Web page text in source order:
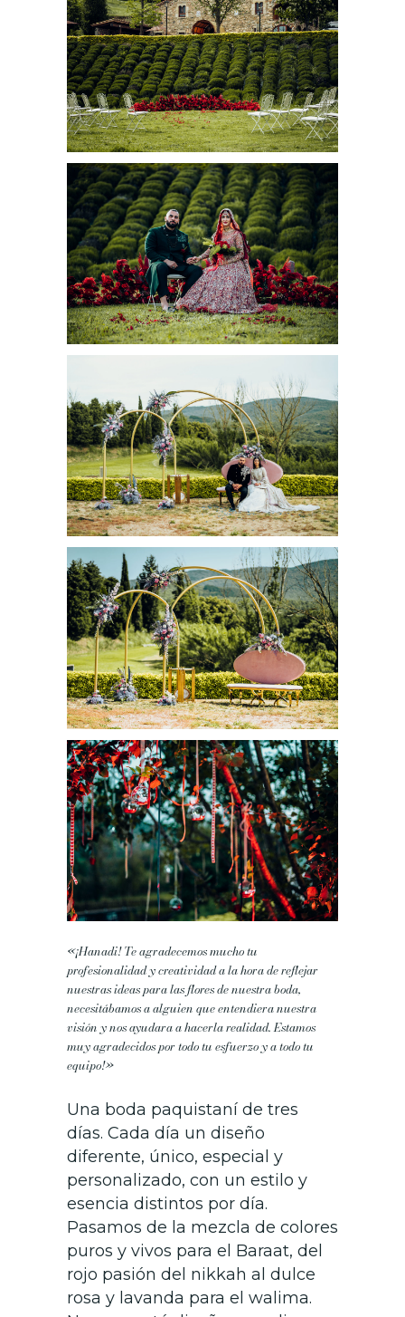
«¡Hanadi! Te agradecemos mucho tu
profesionalidad y creatividad a la hora de reflejar
nuestras ideas para las flores de nuestra boda,
necesitábamos a alguien que entendiera nuestra
visión y nos ayudara a hacerla realidad. Estamos
muy agradecidos por todo tu esfuerzo y a todo tu
equipo!»
Una boda paquistaní de tres
días. Cada día un diseño
diferente, único, especial y
personalizado, con un estilo y
esencia distintos por día.
Pasamos de la mezcla de colores
puros y vivos para el Baraat, del
rojo pasión del nikkah al dulce
rosa y lavanda para el walima.